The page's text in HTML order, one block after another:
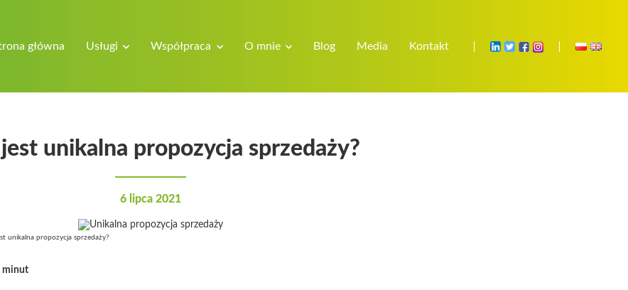
główna Usługi Współpraca O mnie Blog Media Kontakt
unikalna propozycja sprzedaży?
6 lipca 2021
unikalna propozycja sprzedaży?
minut